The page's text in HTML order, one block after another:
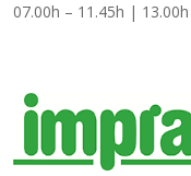
07.00h – 11.45h |